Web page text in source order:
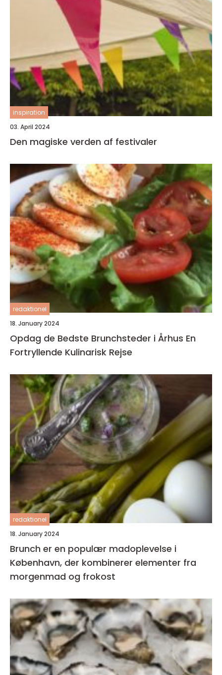
inspiration
03. April 2024
Den magiske verden af festivaler
redaktionel
18. January 2024
Opdag de Bedste Brunchsteder i Århus En
Fortryllende Kulinarisk Rejse
redaktionel
18. January 2024
Brunch er en populær madoplevelse i
København, der kombinerer elementer fra
morgenmad og frokost